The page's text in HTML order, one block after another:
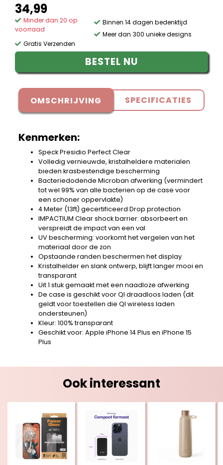
34,99
Minder dan 20 op
voorraad
Gratis Verzenden
Binnen 14 dagen bedenktijd
Meer dan 300 unieke designs
BESTEL NU
OMSCHRIJVING SPECIFICATIES
Kenmerken:
Speck Presidio Perfect Clear
Volledig vernieuwde, kristalheldere materialen
bieden krasbestendige bescherming
Bacteriedodende Microban afwerking (vermindert
tot wel 99% van alle bacterien op de case voor
een schoner oppervlakte)
4 Meter (13ft) gecertificeerd Drop protection
IMPACTIUM Clear shock barrier: absorbeert en
verspreidt de impact van een val
UV bescherming: voorkomt het vergelen van het
materiaal door de zon
Opstaande randen beschermen het display
Kristalhelder en slank ontwerp, blijft langer mooi en
transparant
Uit 1 stuk gemaakt met een naadloze afwerking
De case is geschikt voor QI draadloos laden (dit
geldt voor toestellen die QI wireless laden
ondersteunen)
Kleur: 100% transparant
Geschikt voor: Apple iPhone 14 Plus en iPhone 15
Plus
Ook interessant